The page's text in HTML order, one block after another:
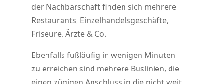
der Nachbarschaft finden sich mehrere
Restaurants, Einzelhandelsgeschäfte,
Friseure, Ärzte & Co.
Ebenfalls fußläufig in wenigen Minuten
zu erreichen sind mehrere Buslinien, die
Mit dem Laden
der Karte